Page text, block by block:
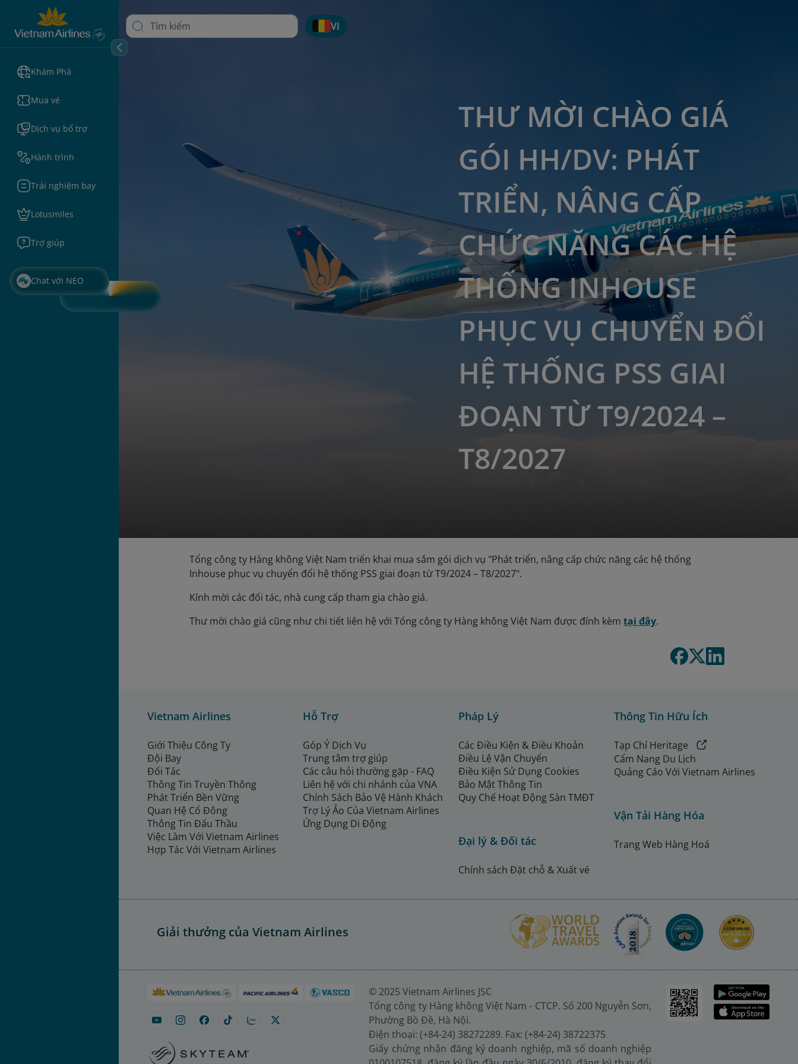
Khám Phá
Mua vé
Dịch vụ bổ trợ
Hành trình
Trải nghiệm bay
Lotusmiles
Trợ giúp
Chat với NEO
VI
THƯ MỜI CHÀO GIÁ
GÓI HH/DV: PHÁT
TRIỂN, NÂNG CẤP
CHỨC NĂNG CÁC HỆ
THỐNG INHOUSE
PHỤC VỤ CHUYỂN ĐỔI
HỆ THỐNG PSS GIAI
ĐOẠN TỪ T9/2024 –
T8/2027
Tổng công ty Hàng không Việt Nam triển khai mua sắm gói dịch vụ "Phát triển, nâng cấp chức năng các hệ thống
Inhouse phục vụ chuyển đổi hệ thống PSS giai đoạn từ T9/2024 – T8/2027".
Kính mời các đối tác, nhà cung cấp tham gia chào giá.
Thư mời chào giá cũng như chi tiết liên hệ với Tổng công ty Hàng không Việt Nam được đính kèmtại đây.
Vietnam Airlines
Giới Thiệu Công Ty
Đội Bay
Đối Tác
Thông Tin Truyền Thông
Phát Triển Bền Vững
Quan Hệ Cổ Đông
Thông Tin Đấu Thầu
Việc Làm Với Vietnam Airlines
Hợp Tác Với Vietnam Airlines
Hỗ Trợ
Góp Ý Dịch Vụ
Trung tâm trợ giúp
Các câu hỏi thường gặp - FAQ
Liên hệ với chi nhánh của VNA
Chính Sách Bảo Vệ Hành Khách
Trợ Lý Ảo Của Vietnam Airlines
Ứng Dụng Di Động
Pháp Lý
Các Điều Kiện & Điều Khoản
Điều Lệ Vận Chuyển
Điều Kiện Sử Dụng Cookies
Bảo Mật Thông Tin
Quy Chế Hoạt Động Sàn TMĐT
Đại lý & Đối tác
Chính sách Đặt chỗ & Xuất vé
Thông Tin Hữu Ích
Tạp Chí Heritage
Cẩm Nang Du Lịch
Quảng Cáo Với Vietnam Airlines
Vận Tải Hàng Hóa
Trang Web Hàng Hoá
Giải thưởng của Vietnam Airlines
© 2025 Vietnam Airlines JSC
Tổng công ty Hàng không Việt Nam - CTCP. Số 200 Nguyễn Sơn,
Phường Bồ Đề, Hà Nội.
Điện thoại: (+84-24) 38272289. Fax: (+84-24) 38722375
Giấy chứng nhận đăng ký doanh nghiệp, mã số doanh nghiệp